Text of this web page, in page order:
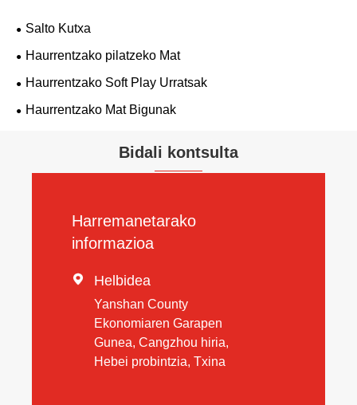
Salto Kutxa
Haurrentzako pilatzeko Mat
Haurrentzako Soft Play Urratsak
Haurrentzako Mat Bigunak
Bidali kontsulta
Harremanetarako
informazioa
 Helbidea
Yanshan County
Ekonomiaren Garapen
Gunea, Cangzhou hiria,
Hebei probintzia, Txina